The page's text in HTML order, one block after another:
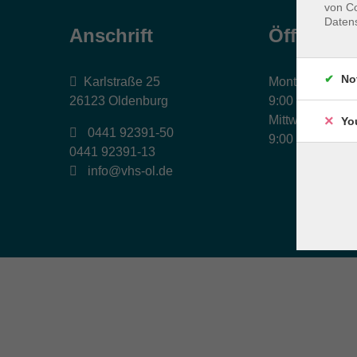
Anschrift
Karlstraße 25
26123 Oldenburg
0441 92391-50
0441 92391-13
info@vhs-ol.de
Montag,
9:00 bis 17:00
Mittwoch und
9:00 bis 12:30
von